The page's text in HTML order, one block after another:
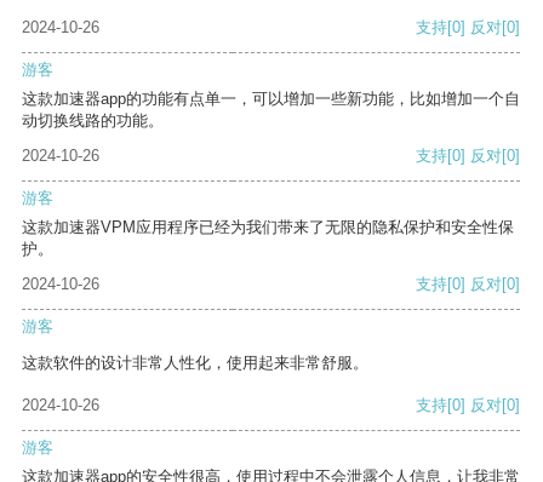
2024-10-26 支持[0] 反对[0]
游客
这款加速器app的功能有点单一，可以增加一些新功能，比如增加一个自
动切换线路的功能。
2024-10-26
支持[0] 反对[0]
游客
这款加速器VPM应用程序已经为我们带来了无限的隐私保护和安全性保
护。
2024-10-26
支持[0] 反对[0]
游客
这款软件的设计非常人性化，使用起来非常舒服。
2024-10-26 支持[0] 反对[0]
游客
这款加速器app的安全性很高，使用过程中不会泄露个人信息，让我非常